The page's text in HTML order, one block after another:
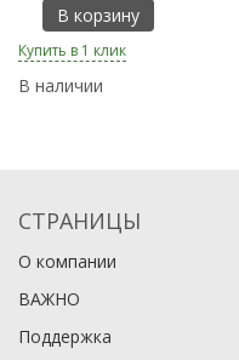
В корзину
Купить в 1 клик
В наличии
СТРАНИЦЫ
О компании
ВАЖНО
Поддержка